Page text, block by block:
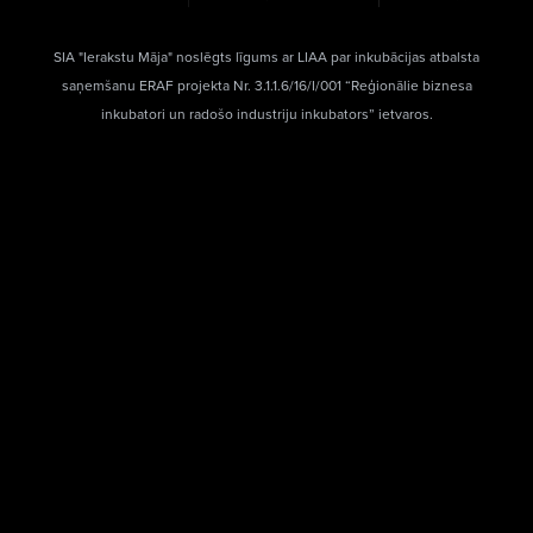
SIA "Ierakstu Māja" noslēgts līgums ar LIAA par inkubācijas atbalsta
saņemšanu ERAF projekta Nr. 3.1.1.6/16/I/001 “Reģionālie biznesa
inkubatori un radošo industriju inkubators” ietvaros.